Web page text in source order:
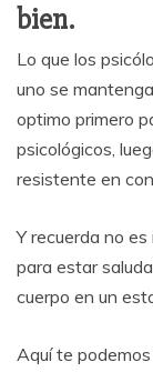
bien.
Lo que los
uno se
optimo primero
psicológicos,
resistente en
Y recuerda no
para estar
cuerpo en un
Aquí te